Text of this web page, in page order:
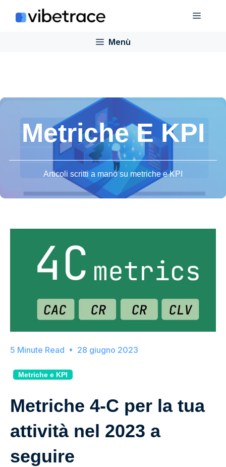
Menù
Menù
Metriche E KPI
Articoli scritti a mano su metriche e KPI
28 giugno 2023
Metriche e KPI
Metriche 4-C per la tua
attività nel 2023 a
seguire